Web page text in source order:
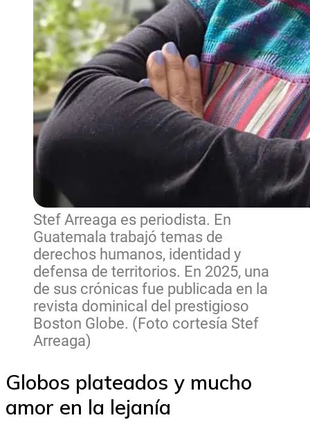
Stef Arreaga es periodista. En
Guatemala trabajó temas de
derechos humanos, identidad y
defensa de territorios. En 2025, una
de sus crónicas fue publicada en la
revista dominical del prestigioso
Boston Globe. (Foto cortesía Stef
Arreaga)
Globos plateados y mucho
amor en la lejanía